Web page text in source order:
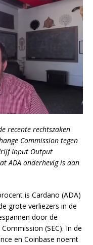
recente rechtszaken
Commission tegen
Input Output
ADA onderhevig is aan
is Cardano (ADA)
grote verliezers in de
door de
(SEC). In de
en Coinbase noemt